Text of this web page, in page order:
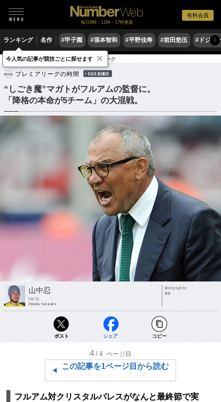
有料会員
毎日6時・11時・17時更新
ランキング 名作 #甲子園 #張本智和 #平野佳寿 #前田悠伍 #ドジャ
〉
サッカー 海外サッカー プレミアリーグ
プレミアリーグの時間 BACK NUMBER
“しごき魔”マガトがフルアムの監督に。
「降格の本命が5チーム」の大混戦。
山中忍
text by
Shinobu Yamanaka
photograph by
AFLO
ポスト シェア コピー
4 /4 ページ目
この記事を1ページ目から読む
フルアム対クリスタルパレスがなんと最終節で実
今人気の記事が競技ごとに探せます ×